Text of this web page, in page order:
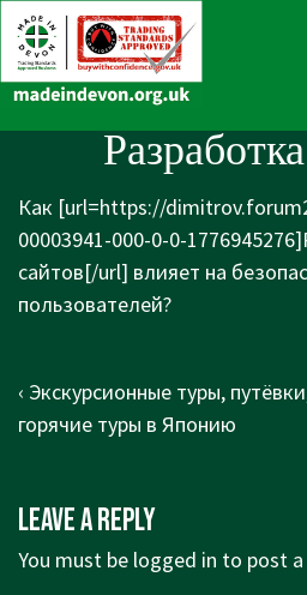
Skip
to
Main
Navigation
Как [url=https://
00003941-000-0-0-
сайтов[/url] влияет на
пользователей?
Post
navigation
Previous
Post
‹ Экскурсионные туры,
горячие туры в Японию
Leave a Reply
You must be logged in to post